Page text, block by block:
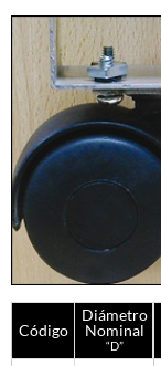
Código
Diámetro
Nominal
“D”